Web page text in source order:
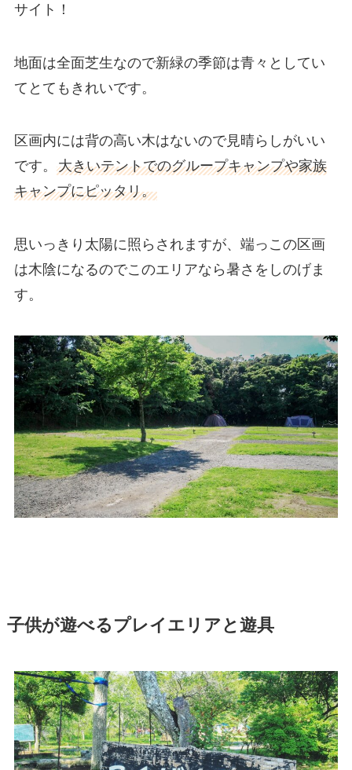
サイト！
地面は全面芝生なので新緑の季節は青々としてい
てとてもきれいです。
区画内には背の高い木はないので見晴らしがいい
です。 大きいテントでのグループキャンプや家族
キャンプにピッタリ。
思いっきり太陽に照らされますが、端っこの区画
は木陰になるのでこのエリアなら暑さをしのげま
す。
子供が遊べるプレイエリアと遊具